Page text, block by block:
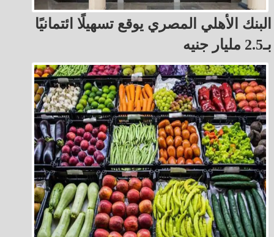
البنك الأهلي المصري يوقع تسهيلًا ائتمانيًا
بـ2.5 مليار جنيه